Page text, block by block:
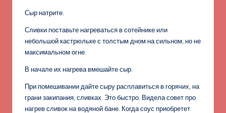
Сыр натрите.
Сливки поставьте нагреваться в сотейнике или
небольшой кастрюльке с толстым дном на сильном, но не
максимальном огне.
В начале их нагрева вмешайте сыр.
При помешивании дайте сыру расплавиться в горячих, на
грани закипания, сливках. Это быстро. Видела совет про
нагрев сливок на водяной бане. Когда соус приобретет